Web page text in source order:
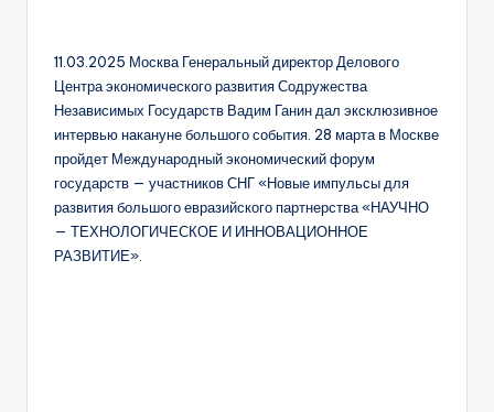
11.03.2025 Москва Генеральный директор Делового
Центра экономического развития Содружества
Независимых Государств Вадим Ганин дал эксклюзивное
интервью накануне большого события. 28 марта в Москве
пройдет Международный экономический форум
государств — участников СНГ «Новые импульсы для
развития большого евразийского партнерства «НАУЧНО
— ТЕХНОЛОГИЧЕСКОЕ И ИННОВАЦИОННОЕ
РАЗВИТИЕ».